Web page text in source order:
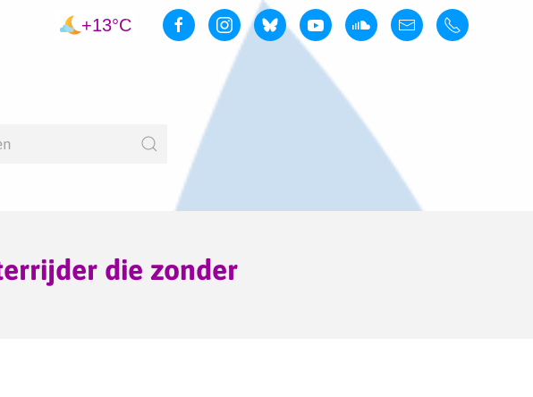
+13°C
die zonder